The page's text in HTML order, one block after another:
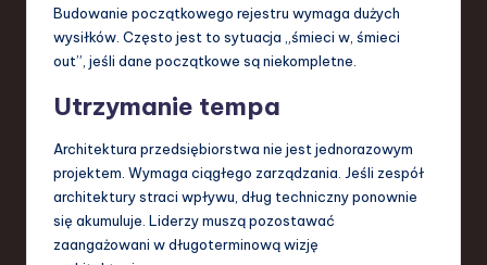
Budowanie początkowego rejestru wymaga dużych
wysiłków. Często jest to sytuacja „śmieci w, śmieci
out”, jeśli dane początkowe są niekompletne.
Utrzymanie tempa
Architektura przedsiębiorstwa nie jest jednorazowym
projektem. Wymaga ciągłego zarządzania. Jeśli zespół
architektury straci wpływu, dług techniczny ponownie
się akumuluje. Liderzy muszą pozostawać
zaangażowani w długoterminową wizję